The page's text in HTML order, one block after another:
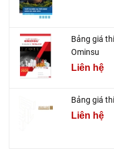
Bảng giá
Ominsu
Liên hệ
Bảng giá
Liên hệ